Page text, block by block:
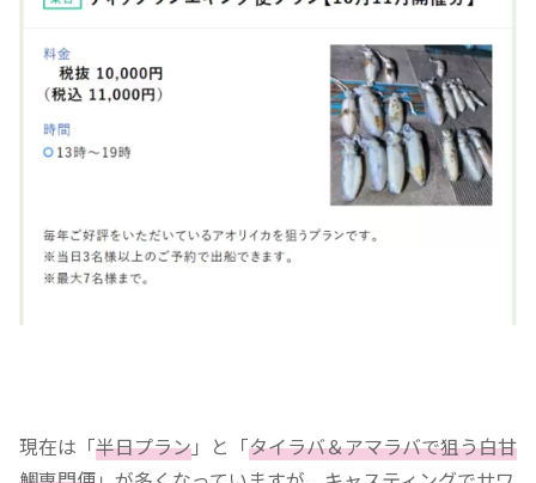
現在は「半日プラン」と「タイラバ＆アマラバで狙う白甘